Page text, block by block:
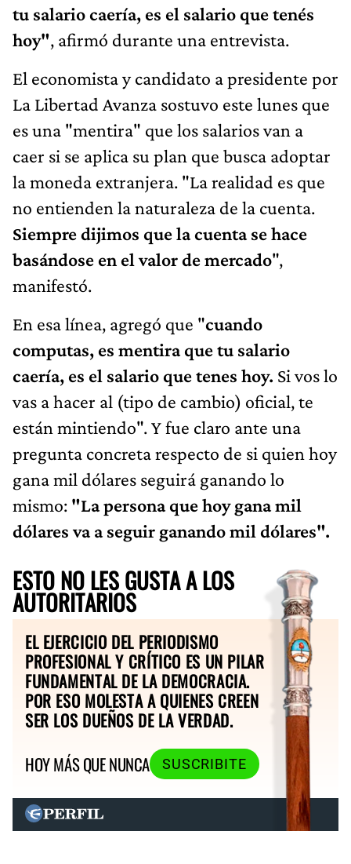
tu salario caería, es el salario que tenés
hoy", afirmó durante una entrevista.
El economista y candidato a presidente por
La Libertad Avanza sostuvo este lunes que
es una "mentira" que los salarios van a
caer si se aplica su plan que busca adoptar
la moneda extranjera. "La realidad es que
no entienden la naturaleza de la cuenta.
Siempre dijimos que la cuenta se hace
basándose en el valor de mercado",
manifestó.
En esa línea, agregó que "cuando
computas, es mentira que tu salario
caería, es el salario que tenes hoy. Si vos lo
vas a hacer al (tipo de cambio) oficial, te
están mintiendo". Y fue claro ante una
pregunta concreta respecto de si quien hoy
gana mil dólares seguirá ganando lo
mismo: "La persona que hoy gana mil
dólares va a seguir ganando mil dólares".
ESTO NO LES GUSTA A LOS
AUTORITARIOS
EL EJERCICIO DEL PERIODISMO
PROFESIONAL Y CRÍTICO ES UN PILAR
FUNDAMENTAL DE LA DEMOCRACIA.
POR ESO MOLESTA A QUIENES CREEN
SER LOS DUEÑOS DE LA VERDAD.
HOY MÁS QUE NUNCA
SUSCRIBITE